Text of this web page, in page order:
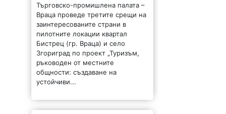
Търговско-промишлена палата –
Враца проведе третите срещи на
заинтересованите страни в
пилотните локации квартал
Бистрец (гр. Враца) и село
Згориград по проект „Туризъм,
ръководен от местните
общности: създаване на
устойчиви...